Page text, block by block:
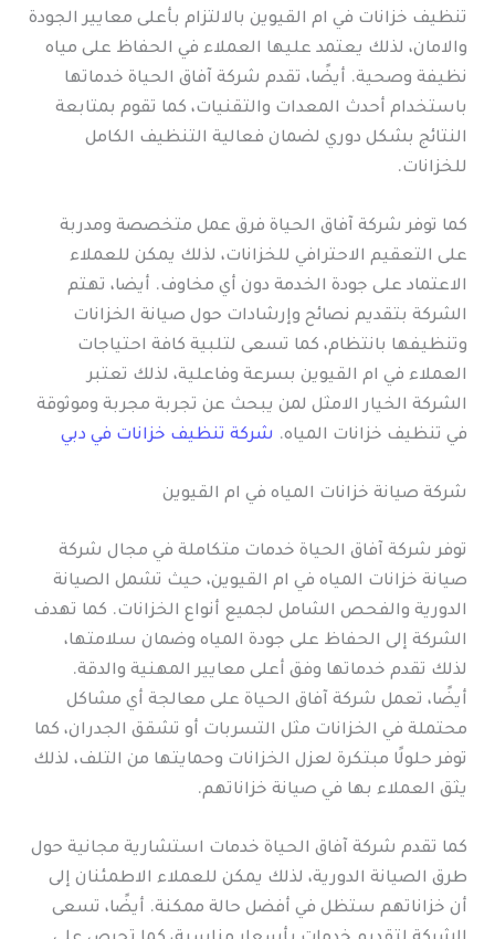
تنظيف خزانات في ام القيوين بالالتزام بأعلى معايير الجودة
والامان، لذلك يعتمد عليها العملاء في الحفاظ على مياه
نظيفة وصحية. أيضًا، تقدم شركة آفاق الحياة خدماتها
باستخدام أحدث المعدات والتقنيات، كما تقوم بمتابعة
النتائج بشكل دوري لضمان فعالية التنظيف الكامل
للخزانات.
كما توفر شركة آفاق الحياة فرق عمل متخصصة ومدربة
على التعقيم الاحترافي للخزانات، لذلك يمكن للعملاء
الاعتماد على جودة الخدمة دون أي مخاوف. أيضا، تهتم
الشركة بتقديم نصائح وإرشادات حول صيانة الخزانات
وتنظيفها بانتظام، كما تسعى لتلبية كافة احتياجات
العملاء في ام القيوين بسرعة وفاعلية، لذلك تعتبر
الشركة الخيار الامثل لمن يبحث عن تجربة مجربة وموثوقة
في تنظيف خزانات المياه. شركة تنظيف خزانات في دبي
شركة صيانة خزانات المياه في ام القيوين
توفر شركة آفاق الحياة خدمات متكاملة في مجال شركة
صيانة خزانات المياه في ام القيوين، حيث تشمل الصيانة
الدورية والفحص الشامل لجميع أنواع الخزانات. كما تهدف
الشركة إلى الحفاظ على جودة المياه وضمان سلامتها،
لذلك تقدم خدماتها وفق أعلى معايير المهنية والدقة.
أيضًا، تعمل شركة آفاق الحياة على معالجة أي مشاكل
محتملة في الخزانات مثل التسربات أو تشقق الجدران، كما
توفر حلولًا مبتكرة لعزل الخزانات وحمايتها من التلف، لذلك
يثق العملاء بها في صيانة خزاناتهم.
كما تقدم شركة آفاق الحياة خدمات استشارية مجانية حول
طرق الصيانة الدورية، لذلك يمكن للعملاء الاطمئنان إلى
أن خزاناتهم ستظل في أفضل حالة ممكنة. أيضًا، تسعى